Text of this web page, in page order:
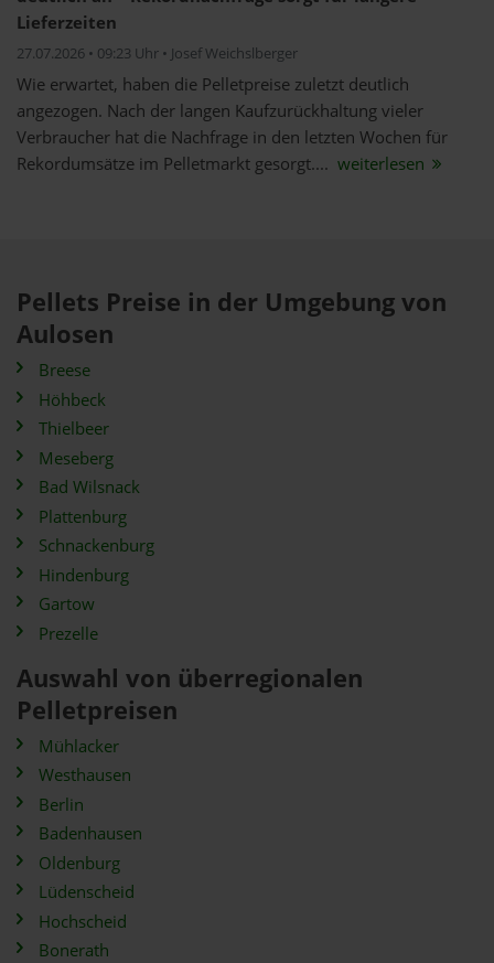
Lieferzeiten
27.07.2026 • 09:23 Uhr • Josef Weichslberger
Wie erwartet, haben die Pelletpreise zuletzt deutlich
angezogen. Nach der langen Kaufzurückhaltung vieler
Verbraucher hat die Nachfrage in den letzten Wochen für
Rekordumsätze im Pelletmarkt gesorgt.... weiterlesen
Pellets Preise in der Umgebung von
Aulosen
Breese
Höhbeck
Thielbeer
Meseberg
Bad Wilsnack
Plattenburg
Schnackenburg
Hindenburg
Gartow
Prezelle
Auswahl von überregionalen
Pelletpreisen
Mühlacker
Westhausen
Berlin
Badenhausen
Oldenburg
Lüdenscheid
Hochscheid
Bonerath